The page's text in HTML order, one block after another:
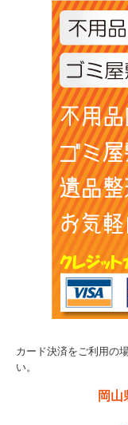
カード決済をご利用の
い。
岡山